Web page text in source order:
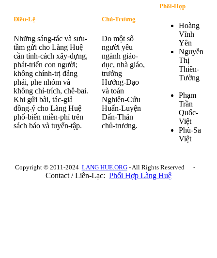
Điều-Lệ
Những sáng-tác và sưu-
tầm gửi cho Làng Huệ
cần tính-cách xây-dựng,
phát-triển con người;
không chính-trị đảng
phái, phe nhóm và
không chỉ-trích, chê-bai.
Khi gửi bài, tác-giả
đồng-ý cho Làng Huệ
phổ-biến miễn-phí trên
sách báo và tuyển-tập.
Chủ-Trương
Do một số
người yêu
ngành giáo-
dục, nhà giáo,
trưởng
Hướng-Đạo
và toán
Nghiên-Cứu
Huấn-Luyện
Dấn-Thân
chủ-trương.
Phối-Hợp
Hoàng
Vĩnh
Yên
Nguyễn
Thị
Thiên-
Tường
Phạm
Trần
Quốc-
Việt
Phù-Sa
Việt
Copyright © 2011-2024 LANG HUE.ORG- All Rights Reserved -
Contact / Liên-Lạc: Phối Hợp Làng Huệ